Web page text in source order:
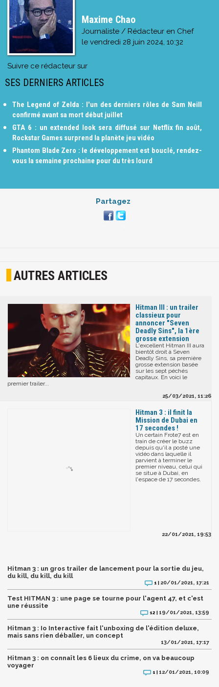
Maxime Chao
Journaliste / Rédacteur en Chef
le vendredi 28 juin 2024, 10:32
Suivre ce rédacteur sur
SES DERNIERS ARTICLES
The Legend of Zelda : l'un des derniers rôles de Sam Neill
confirmé avant sa mort début juillet
GTA 6 : un extended look sera diffusé sur Netflix fin août,
Rockstar Games surprend la planète jeu vidéo
Phantom Blade Zero : le développement est bouclé, rendez-
vous la semaine prochaine pour du très lourd
Partagez
AUTRES ARTICLES
Hitman III : un trailer
classieux pour
annoncer "Seven
Deadly Sins", la 1ère
grosse extension
L'excellent Hitman III aura
bientôt droit à Seven
Deadly Sins, sa première
grosse extension basée
sur les sept péchés
capitaux. En voici le
premier trailer...
25/03/2021, 11:26
Hitman 3 : il finit la
Mission de Dubai en
17 secondes !
Un certain Frote7 est en
train de créer le buzz
depuis qu'il a posté une
vidéo dans laquelle il
parvient à terminer le
premier niveau, celui qui
se situe à Dubai, en
l'espace de 17 secondes.
22/01/2021, 19:53
Hitman 3 : un gros trailer de lancement pour la sortie du jeu,
du kill, du kill, du kill
1 | 20/01/2021, 17:21
Test HITMAN 3 : une page se tourne pour l'agent 47, et c'est
une réussite
12 |19/01/2021, 13:59
Hitman 3 : Io Interactive fait l'unboxing de l'édition deluxe,
mais sans rien déballer, un concept
13/01/2021, 17:17
Hitman 3 : on connaît les 6 lieux du crime, on va beaucoup
voyager
1 |12/01/2021, 10:09